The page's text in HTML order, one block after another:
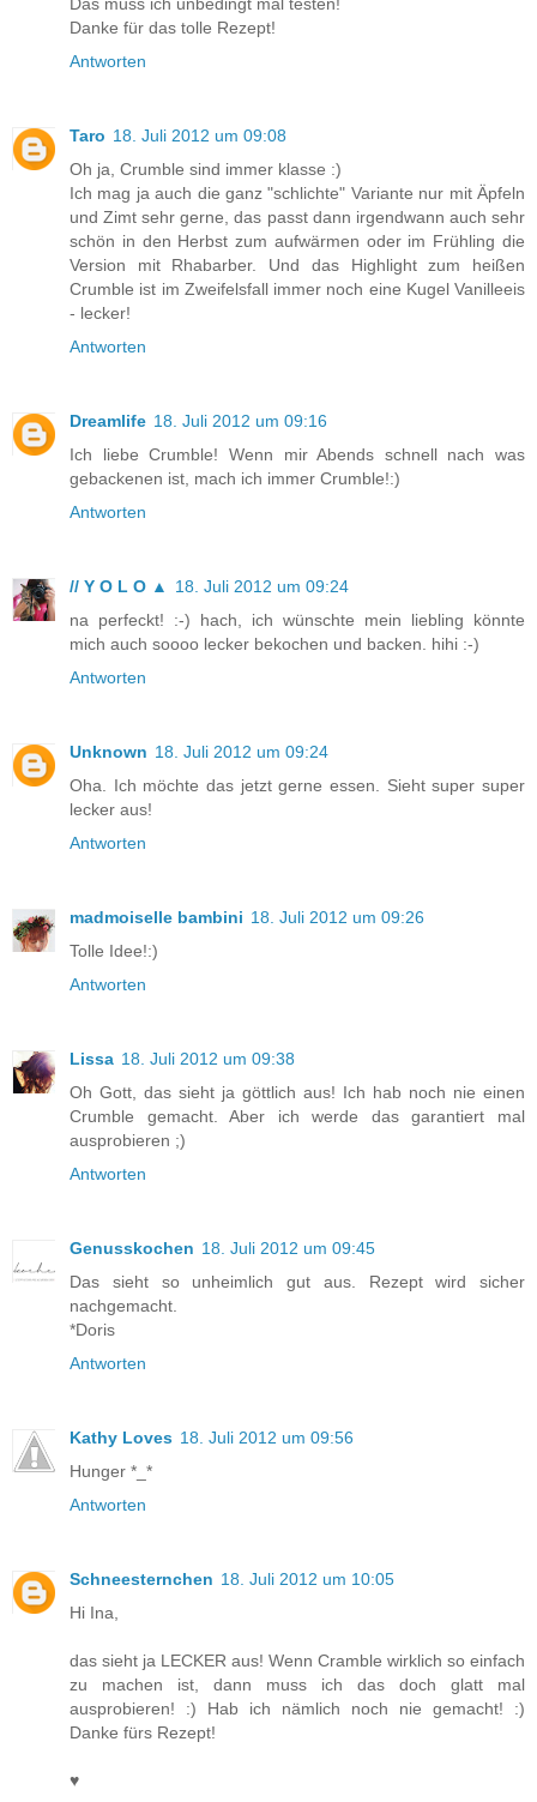
Das muss ich unbedingt mal testen!
Danke für das tolle Rezept!
Antworten
Taro 18. Juli 2012 um 09:08
Oh ja, Crumble sind immer klasse :)
Ich mag ja auch die ganz "schlichte" Variante nur mit Äpfeln
und Zimt sehr gerne, das passt dann irgendwann auch sehr
schön in den Herbst zum aufwärmen oder im Frühling die
Version mit Rhabarber. Und das Highlight zum heißen
Crumble ist im Zweifelsfall immer noch eine Kugel Vanilleeis
- lecker!
Antworten
Dreamlife 18. Juli 2012 um 09:16
Ich liebe Crumble! Wenn mir Abends schnell nach was
gebackenen ist, mach ich immer Crumble!:)
Antworten
// Y O L O ▲
18. Juli 2012 um 09:24
na perfeckt! :-) hach, ich wünschte mein liebling könnte
mich auch soooo lecker bekochen und backen. hihi :-)
Antworten
Unknown 18. Juli 2012 um 09:24
Oha. Ich möchte das jetzt gerne essen. Sieht super super
lecker aus!
Antworten
madmoiselle bambini 18. Juli 2012 um 09:26
Tolle Idee!:)
Antworten
Lissa 18. Juli 2012 um 09:38
Oh Gott, das sieht ja göttlich aus! Ich hab noch nie einen
Crumble gemacht. Aber ich werde das garantiert mal
ausprobieren ;)
Antworten
Genusskochen 18. Juli 2012 um 09:45
Das sieht so unheimlich gut aus. Rezept wird sicher
nachgemacht.
*Doris
Antworten
Kathy Loves 18. Juli 2012 um 09:56
Hunger *_*
Antworten
Schneesternchen 18. Juli 2012 um 10:05
Hi Ina,
das sieht ja LECKER aus! Wenn Cramble wirklich so einfach
zu machen ist, dann muss ich das doch glatt mal
ausprobieren! :) Hab ich nämlich noch nie gemacht! :)
Danke fürs Rezept!
♥